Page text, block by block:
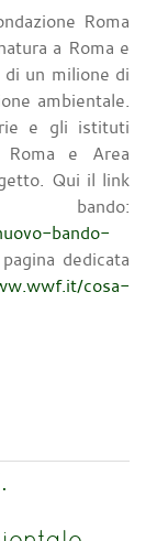
Roma
a Roma e
di un milione di
ambientale.
e gli istituti
e Area
Qui il link
bando-
dedicata
cosa-